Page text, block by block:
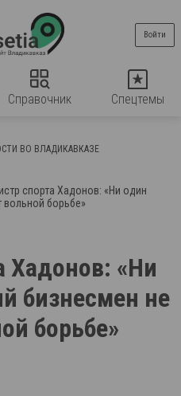
Справочник Спецтемы
Войти
ВО ВЛАДИКАВКАЗЕ
спорта Хадонов: «Ни один
вольной борьбе»
Хадонов: «Ни
бизнесмен не
борьбе»